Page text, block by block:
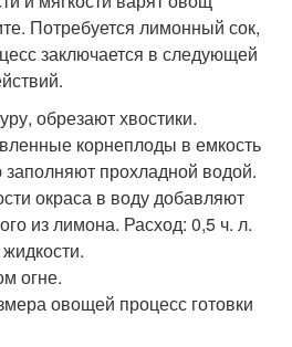
Потребуется лимонный сок,
заключается в следующей
обрезают хвостики.
корнеплоды в емкость
прохладной водой.
окраса в воду добавляют
из лимона. Расход: 0,5 ч. л.
огне.
овощей процесс готовки